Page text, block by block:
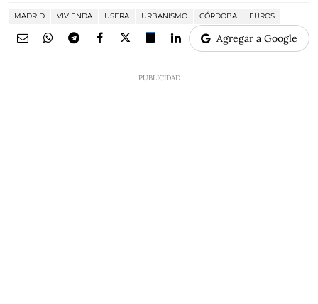
MADRID VIVIENDA USERA URBANISMO CÓRDOBA EUROS
Agregar a Google